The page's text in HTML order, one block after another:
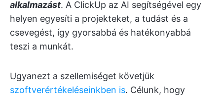
alkalmazást. A ClickUp az AI segítségével egy
helyen egyesíti a projekteket, a tudást és a
csevegést, így gyorsabbá és hatékonyabbá
teszi a munkát.
Ugyanezt a szellemiséget követjük
szoftverértékeléseinkben is. Célunk, hogy